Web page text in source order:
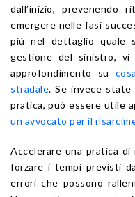
dall’inizio, prevenendo
emergere nelle fasi
più nel dettaglio quale
gestione del sinistro, vi
approfondimento su
stradale. Se invece state
pratica, può essere utile
un avvocato per il
Accelerare una pratica
forzare i tempi previsti
errori che possono